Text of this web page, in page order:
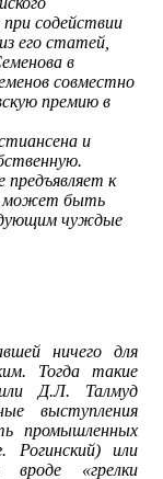
содействии
его статей,
в
совместно
премию в
и
к
может быть
чуждые
ничего для
Тогда такие
Д.Л. Талмуд
выступления
промышленных
Рогинский) или
вроде «грелки